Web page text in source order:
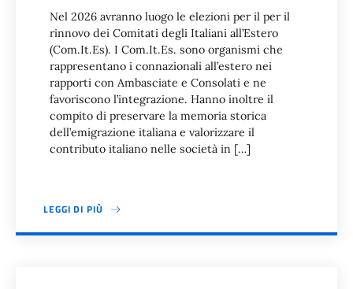
Nel 2026 avranno luogo le elezioni per il per il
rinnovo dei Comitati degli Italiani all’Estero
(Com.It.Es). I Com.It.Es. sono organismi che
rappresentano i connazionali all’estero nei
rapporti con Ambasciate e Consolati e ne
favoriscono l’integrazione. Hanno inoltre il
compito di preservare la memoria storica
dell’emigrazione italiana e valorizzare il
contributo italiano nelle società in […]
LEGGI DI PIÙ